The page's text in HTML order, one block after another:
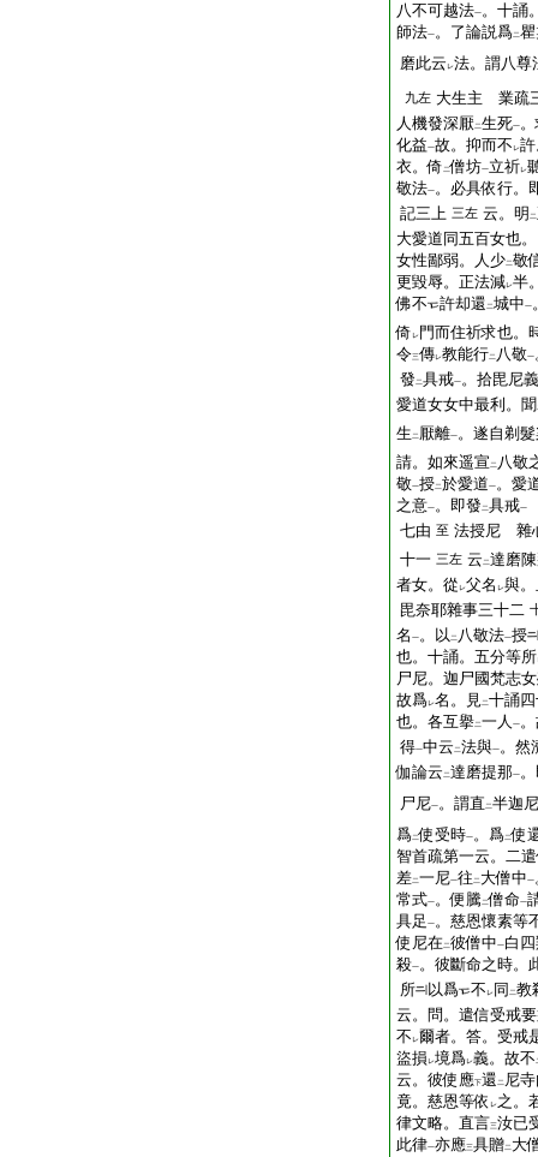
八不可越法一。十誦
師法一。了論説爲二
磨此云 レ法。謂八尊
九左 大生主 業疏
人機發深厭二生死一
化益一故。抑而不 レ
衣。倚 二僧坊一立祈レ
敬法一。必具依行。
記三上 三左 云。明 二
大愛道同五百女也
女性鄙弱。人少二敬
更毀辱。正法減レ半
佛不
許却還 二城中一
倚 レ 門而住祈求也。
令三傳レ教能行二 八敬一
發 二具戒一。拾毘尼
愛道女女中最利。聞
生 二 厭離一。遂自剃
請。如來遥宣 二 八敬
敬一授二於愛道一。愛
之意一。即發 二具戒一
七由 至 法授尼 雜
十一 三左 云 二達磨
者女。從 レ父名 レ與
毘奈耶雜事三十二
名 一。以 二 八敬法一授
也。十誦。五分等所
尸尼。迦尸國梵志
故爲レ名。見二十誦
也。各互擧二一人 一
得一中云 二法與一。然
伽論云 二達磨提那一
尸尼一。謂直 二半迦
爲二使受時一。爲二使
智首疏第一云。二
差二一尼一往 二 大僧中一
常式一。便騰 二僧命一
具足 一。慈恩懷素等
使尼在二彼僧中一白
殺一。彼斷命之時。
所
以爲 不 レ 同 二教
云。問。遣信受戒
不 レ爾者。答。受戒
盜損 レ境爲レ義。故不
云。彼使應下還 二 尼
竟。慈恩等依 レ之。
律文略。直言三汝已
此律一亦應三具贈二 大